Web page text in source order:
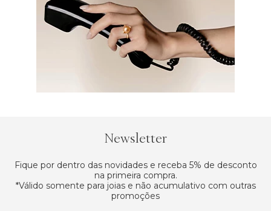
Newsletter
Fique por dentro das novidades e receba 5% de desconto
na primeira compra.
*Válido somente para joias e não acumulativo com outras
promoções